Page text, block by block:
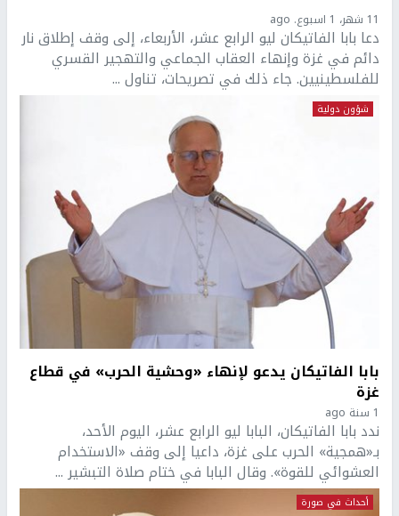
11 شهر، 1 اسبوع. ago
دعا بابا الفاتيكان ليو الرابع عشر، الأربعاء، إلى وقف إطلاق نار
دائم في غزة وإنهاء العقاب الجماعي والتهجير القسري
للفلسطينيين. جاء ذلك في تصريحات، تناول ...
شؤون دولية
بابا الفاتيكان يدعو لإنهاء «وحشية الحرب» في قطاع
غزة
1 سنة ago
ندد بابا الفاتيكان، البابا ليو الرابع عشر، اليوم الأحد،
بـ«همجية» الحرب على غزة، داعيا إلى وقف «الاستخدام
العشوائي للقوة». وقال البابا في ختام صلاة التبشير ...
أحداث في صورة